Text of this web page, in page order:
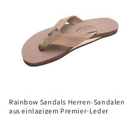
Rainbow Sandals Herren-Sandalen
aus einlagigem Premier-Leder